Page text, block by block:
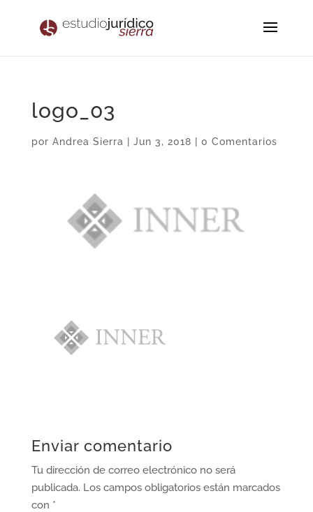
logo_03
por Andrea Sierra Jun 3, 2018 0 Comentarios
Enviar comentario
Tu dirección de correo electrónico no será
publicada. Los campos obligatorios están marcados
con *